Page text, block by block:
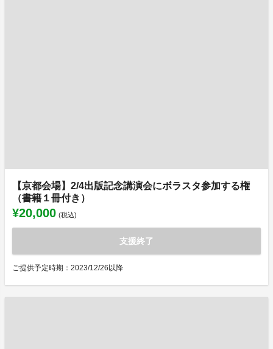
【京都会場】2/4出版記念講演会にボラスタ参加する権
（書籍１冊付き）
¥20,000 (税込)
支援終了
ご提供予定時期：2023/12/26以降